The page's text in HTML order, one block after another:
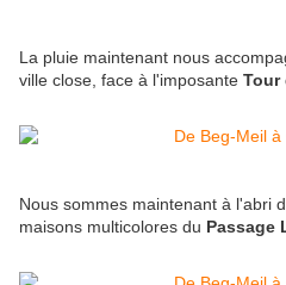
La pluie maintenant nous
ville close, face à l'imposante Tour
Nous sommes maintenant à l'abri
maisons multicolores du Passage